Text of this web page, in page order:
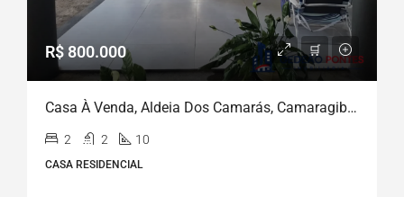
R$ 800.000
Casa À Venda, Aldeia Dos Camarás, Camaragibe, PE
2 2 10
CASA RESIDENCIAL